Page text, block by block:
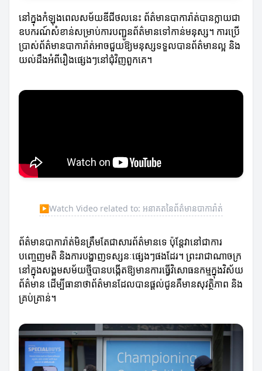
នៅក្នុងកំឡុងពេលសម័យឌីជីថលនេះ ព័ត៌មានបាការ៉ាត់បានក្លាយជា
ឧបករណ៍សំខាន់សម្រាប់ការបញ្ជូនព័ត៌មានទៅកាន់មនុស្ស។ ការប្រើ
ប្រាស់ព័ត៌មានបាការ៉ាត់អាចជួយឱ្យមនុស្សទទួលបានព័ត៌មានល្អ និង
យល់ដឹងអំពីរឿងផ្សេងៗនៅជុំវិញពួកគេ។
▶Watch Video related to: អនាគតនៃព័ត៌មានបាការ៉ាត់
ព័ត៌មានបាការ៉ាត់មិនត្រឹមតែជាសារព័ត៌មានទេ ប៉ុន្តែវានៅជាការ
បញ្ចេញមតិ និងការបង្ហាញទស្សនៈផ្សេងៗផងដែរ។ ព្រះរាជាណាចក្រ
នៅក្នុងសង្គមសម័យថ្មីបានបង្កើតឱ្យមានការធ្វើវិសោធនកម្មក្នុងវិស័យ
ព័ត៌មាន ដើម្បីធានាថាព័ត៌មានដែលបានផ្តល់ជូនគឺមានសុវត្ថិភាព និង
គ្រប់គ្រាន់។